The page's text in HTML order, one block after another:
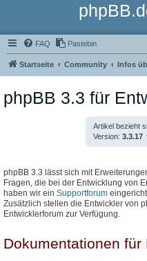
FAQ Pastebin
Startseite Community Infos
phpBB 3.3 für
Artikel bezieht
Version: 3.3.17
phpBB 3.3 lässt sich mit
Fragen, die bei der Entwicklung von
haben wir ein Supportforum
Zusätzlich stellen die Entwickler von
Entwicklerforum zur Verfügung.
Dokumentationen für